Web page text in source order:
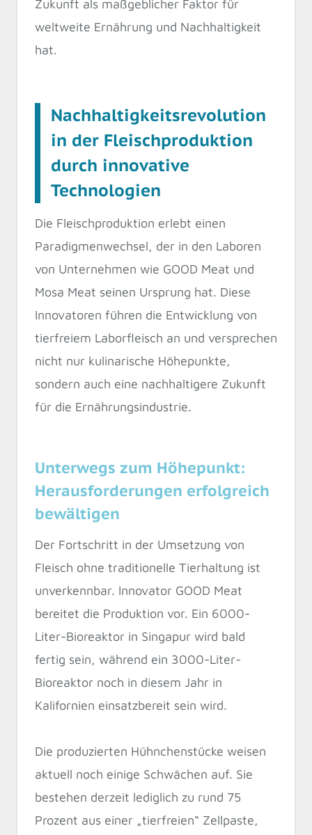
Zukunft als maßgeblicher Faktor für
weltweite Ernährung und Nachhaltigkeit
hat.
Nachhaltigkeitsrevolution
in der Fleischproduktion
durch innovative
Technologien
Die Fleischproduktion erlebt einen
Paradigmenwechsel, der in den Laboren
von Unternehmen wie GOOD Meat und
Mosa Meat seinen Ursprung hat. Diese
Innovatoren führen die Entwicklung von
tierfreiem Laborfleisch an und versprechen
nicht nur kulinarische Höhepunkte,
sondern auch eine nachhaltigere Zukunft
für die Ernährungsindustrie.
Unterwegs zum Höhepunkt:
Herausforderungen erfolgreich
bewältigen
Der Fortschritt in der Umsetzung von
Fleisch ohne traditionelle Tierhaltung ist
unverkennbar. Innovator GOOD Meat
bereitet die Produktion vor. Ein 6000-
Liter-Bioreaktor in Singapur wird bald
fertig sein, während ein 3000-Liter-
Bioreaktor noch in diesem Jahr in
Kalifornien einsatzbereit sein wird.
Die produzierten Hühnchenstücke weisen
aktuell noch einige Schwächen auf. Sie
bestehen derzeit lediglich zu rund 75
Prozent aus einer „tierfreien“ Zellpaste,